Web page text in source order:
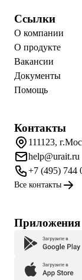
Ссылки
О компании
О продукте
Вакансии
Документы
Помощь
Контакты
111123,
help@urait.ru
+7 (495) 744
Все контакты
Приложения